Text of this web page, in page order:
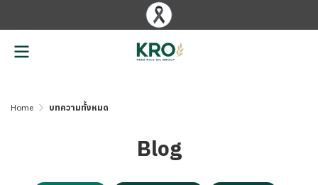
Home บทความทั้งหมด
Blog